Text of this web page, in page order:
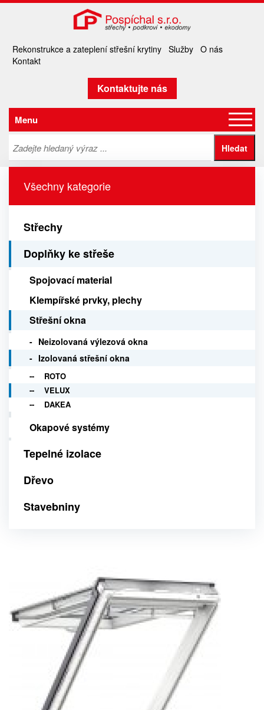
Rekonstrukce a zateplení střešní krytiny Služby O nás
Kontakt
Kontaktujte nás
Menu
Všechny kategorie
Střechy
Doplňky ke střeše
Spojovací material
Klempířské prvky, plechy
Střešní okna
Neizolovaná výlezová okna
Izolovaná střešní okna
ROTO
VELUX
DAKEA
Okapové systémy
Tepelné izolace
Dřevo
Stavebniny